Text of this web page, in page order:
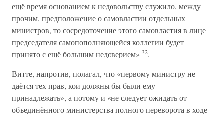
ещё время основанием к недовольству служило, между
прочим, предположение о самовластии отдельных
министров, то сосредоточение этого самовластия в лице
председателя самопополняющейся коллегии будет
принято с ещё большим недоверием» 32.
Витте, напротив, полагал, что «первому министру не
даётся тех прав, кои должны бы были ему
принадлежать», а потому и «не следует ожидать от
объединённого министерства полного переворота в ходе